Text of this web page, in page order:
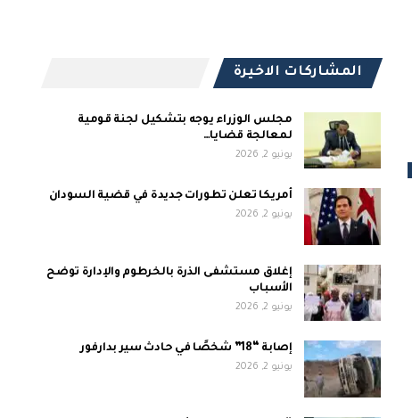
المشاركات الاخيرة
مجلس الوزراء يوجه بتشكيل لجنة قومية
لمعالجة قضايا…
يونيو 2, 2026
أمريكا تعلن تطورات جديدة في قضية السودان
يونيو 2, 2026
إغلاق مستشفى الذرة بالخرطوم والإدارة توضح
الأسباب
يونيو 2, 2026
إصابة “18” شخصًا في حادث سير بدارفور
يونيو 2, 2026